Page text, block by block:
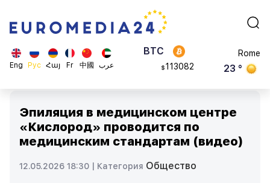
Eng Рус Հայ Fr 中國 عرب
BTC
ADA
0.868816
23 °
Madrid
Эпиляция в медицинском центре
«Кислород» проводится по
медицинским стандартам (видео)
12.05.2026 18:30 | Категория Общество